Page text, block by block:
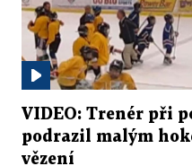
VIDEO: Trenér při
podrazil malým
vězení